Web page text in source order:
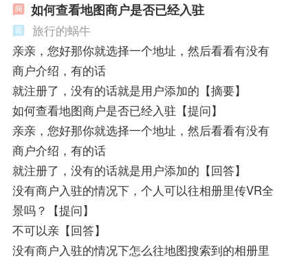
如何查看地图商户是否已经入驻
旅行的蜗牛
亲亲，您好那你就选择一个地址，然后看看有没有
商户介绍，有的话
就注册了，没有的话就是用户添加的【摘要】
如何查看地图商户是否已经入驻【提问】
亲亲，您好那你就选择一个地址，然后看看有没有
商户介绍，有的话
就注册了，没有的话就是用户添加的【回答】
没有商户入驻的情况下，个人可以往相册里传VR全
景吗？【提问】
不可以亲【回答】
没有商户入驻的情况下怎么往地图搜索到的相册里